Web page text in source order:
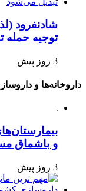
شادنفرود
توجیه حمله
3 روز پیش
داروخانه‌ها و
و باشماق
3 روز پیش